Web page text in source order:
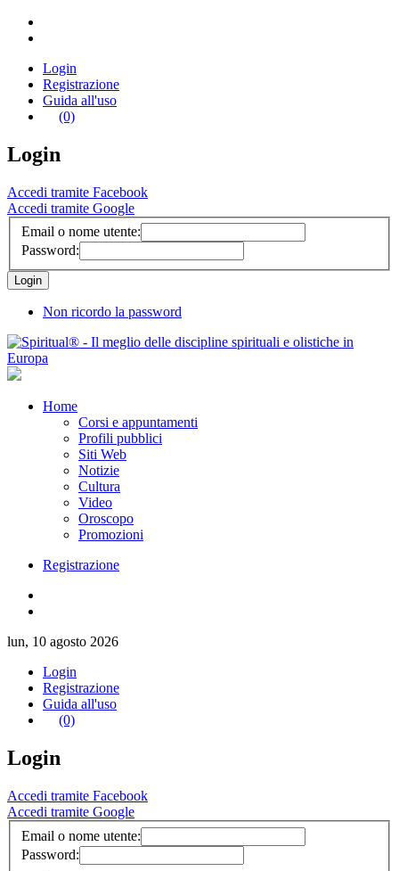
Login
Registrazione
Guida all'uso
(0)
Login
Accedi tramite Facebook
Accedi tramite Google
Email o nome utente:
Password:
Non ricordo la password
Home
Corsi e appuntamenti
Profili pubblici
Siti Web
Notizie
Cultura
Video
Oroscopo
Promozioni
Registrazione
lun, 10 agosto 2026
Login
Registrazione
Guida all'uso
(0)
Login
Accedi tramite Facebook
Accedi tramite Google
Email o nome utente:
Password: